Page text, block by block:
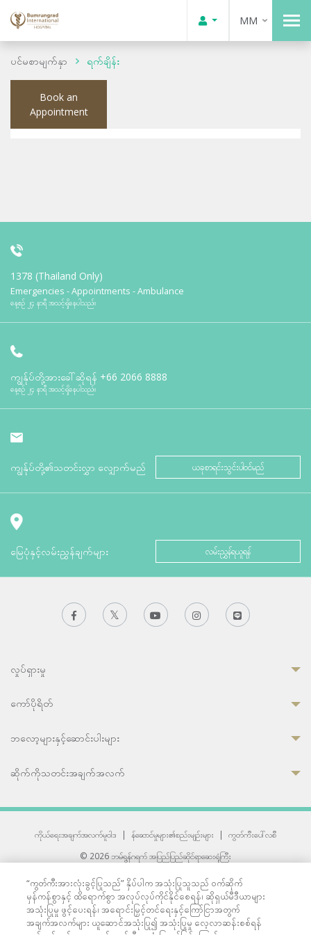
MM
ပင်မစာမျက်နှာ ရက်ချိန်း
Book an
Appointment
1378 (Thailand Only)
Emergencies - Appointments - Ambulance
နေ့စဉ် ၂၄ နာရီ အသင့်ရှိနေပါသည်။
ကျွန်ုပ်တို့အားခေါ်ဆိုရန် +66 2066 8888
နေ့စဉ် ၂၄ နာရီ အသင့်ရှိနေပါသည်။
ကျွန်ုပ်တို့၏သတင်းလွှာ လျှောက်မည် ယခုစာရင်းသွင်းပါဝင်မည်
မြေပုံနှင့်လမ်းညွှန်ချက်များ လမ်းညွှန်ရယူရန်
လှုပ်ရှားမှု
ကော်ပိုရိတ်
ဘလော့များနှင့်ဆောင်းပါးများ
ဆိုက်ကိုသတင်းအချက်အလက်
ကိုယ်ရေးအချက်အလက်မူဝါဒ | န်ဆောင်မှုများ၏စည်းမျဉ်းများ |
ကွတ်ကီးပေါ်လစီ
© 2026 ဘမ်ရွန်ဂရက် အပြည်ပြည်ဆိုင်ရာဆေးရုံကြီး
33 Sukhumvit 3, Wattana, Bangkok 10110 Thailand.
All rights reserved.
“ကွတ်ကီးအားလုံးခွင့်ပြုသည်” နှိပ်ပါက အသုံးပြုသူသည် ဝက်ဆိုက်
မှန်ကန်စွာနှင့် ထိရောက်စွာ အလုပ်လုပ်ကိုင်နိုင်စေရန်၊ ဆိုရှယ်မီဒီယာများ
အသုံးပြုမှု ဖွင့်ပေးရန်၊ အရောင်းမြှင့်တင်ရေးနှင့်ကြော်ငြာအတွက်
အချက်အလက်များ ယူဆောင်အသုံးပြု၍ အသုံးပြုမှု လေ့လာဆန်းစစ်ရန်